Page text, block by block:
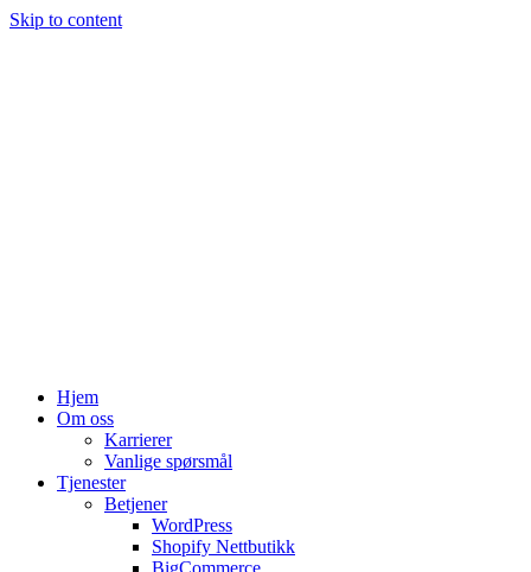
Skip to content
Hjem
Om oss
Karrierer
Vanlige spørsmål
Tjenester
Betjener
WordPress
Shopify Nettbutikk
BigCommerce